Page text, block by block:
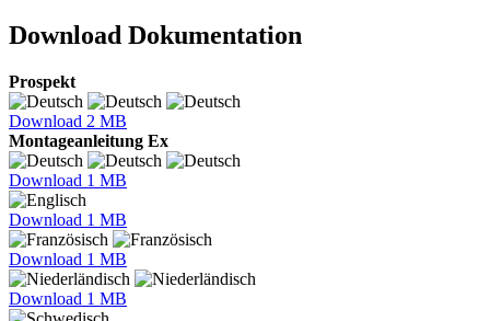
Download Dokumentation
Prospekt
Download 2 MB
Montageanleitung Ex
Download 1 MB
Download 1 MB
Download 1 MB
Download 1 MB